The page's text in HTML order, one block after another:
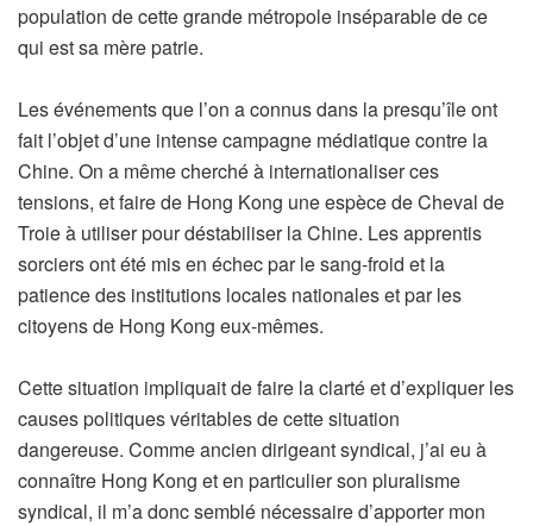
population de cette grande métropole inséparable de ce
qui est sa mère patrie.
Les événements que l’on a connus dans la presqu’île ont
fait l’objet d’une intense campagne médiatique contre la
Chine. On a même cherché à internationaliser ces
tensions, et faire de Hong Kong une espèce de Cheval de
Troie à utiliser pour déstabiliser la Chine. Les apprentis
sorciers ont été mis en échec par le sang-froid et la
patience des institutions locales nationales et par les
citoyens de Hong Kong eux-mêmes.
Cette situation impliquait de faire la clarté et d’expliquer les
causes politiques véritables de cette situation
dangereuse. Comme ancien dirigeant syndical, j’ai eu à
connaître Hong Kong et en particulier son pluralisme
syndical, il m’a donc semblé nécessaire d’apporter mon